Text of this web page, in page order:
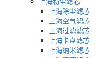
上海除尘滤芯
上海空气滤芯
上海过滤滤芯
上海卡盘滤芯
上海纳米滤芯